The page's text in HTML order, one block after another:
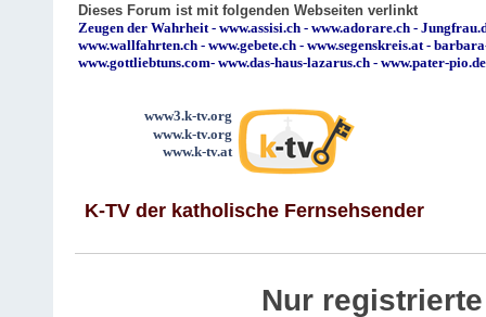
Dieses Forum ist mit folgenden Webseiten verlinkt
Zeugen der Wahrheit - www.assisi.ch - www.adorare.ch -
www.wallfahrten.ch - www.gebete.ch - www.segenskreis.at -
www.gottliebtuns.com- www.das-haus-lazarus.ch - www.pater-pio.de
www3.k-tv.org
www.k-tv.org
www.k-tv.at
K-TV der katholische Fernsehsender
Nur